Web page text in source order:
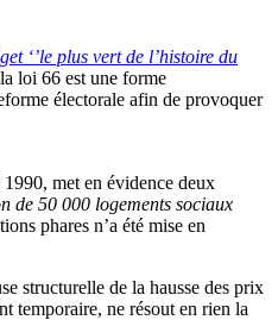
‘’le plus vert de l’histoire du
loi 66 est une forme
électorale afin de provoquer
met en évidence deux
de 50 000 logements sociaux
phares n’a été mise en
structurelle de la hausse des prix
temporaire, ne résout en rien la